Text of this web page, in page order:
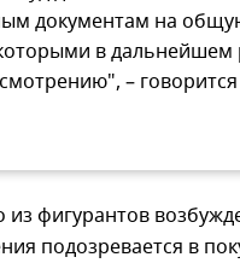
документам на
в дальнейшем
–
фигурантов
подозревается в